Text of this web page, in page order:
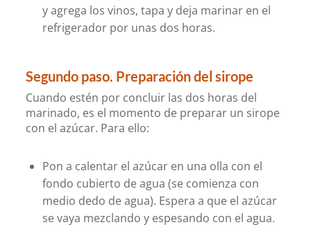
y agrega los vinos, tapa y deja marinar en el
refrigerador por unas dos horas.
Segundo paso. Preparación del sirope
Cuando estén por concluir las dos horas del
marinado, es el momento de preparar un sirope
con el azúcar. Para ello:
Pon a calentar el azúcar en una olla con el
fondo cubierto de agua (se comienza con
medio dedo de agua). Espera a que el azúcar
se vaya mezclando y espesando con el agua.